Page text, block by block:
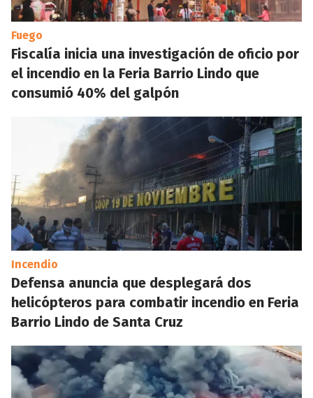
Fuego
Fiscalía inicia una investigación de oficio por
el incendio en la Feria Barrio Lindo que
consumió 40% del galpón
Incendio
Defensa anuncia que desplegará dos
helicópteros para combatir incendio en Feria
Barrio Lindo de Santa Cruz